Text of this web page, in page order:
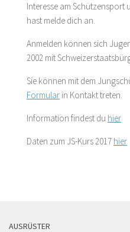
Interesse am Schützensport
hast melde dich an.
Anmelden können sich
2002 mit
Sie können mit dem
Formular in Kontakt treten.
Information findest du hier
Daten zum JS-Kurs 2017 hier
AUSRÜSTER